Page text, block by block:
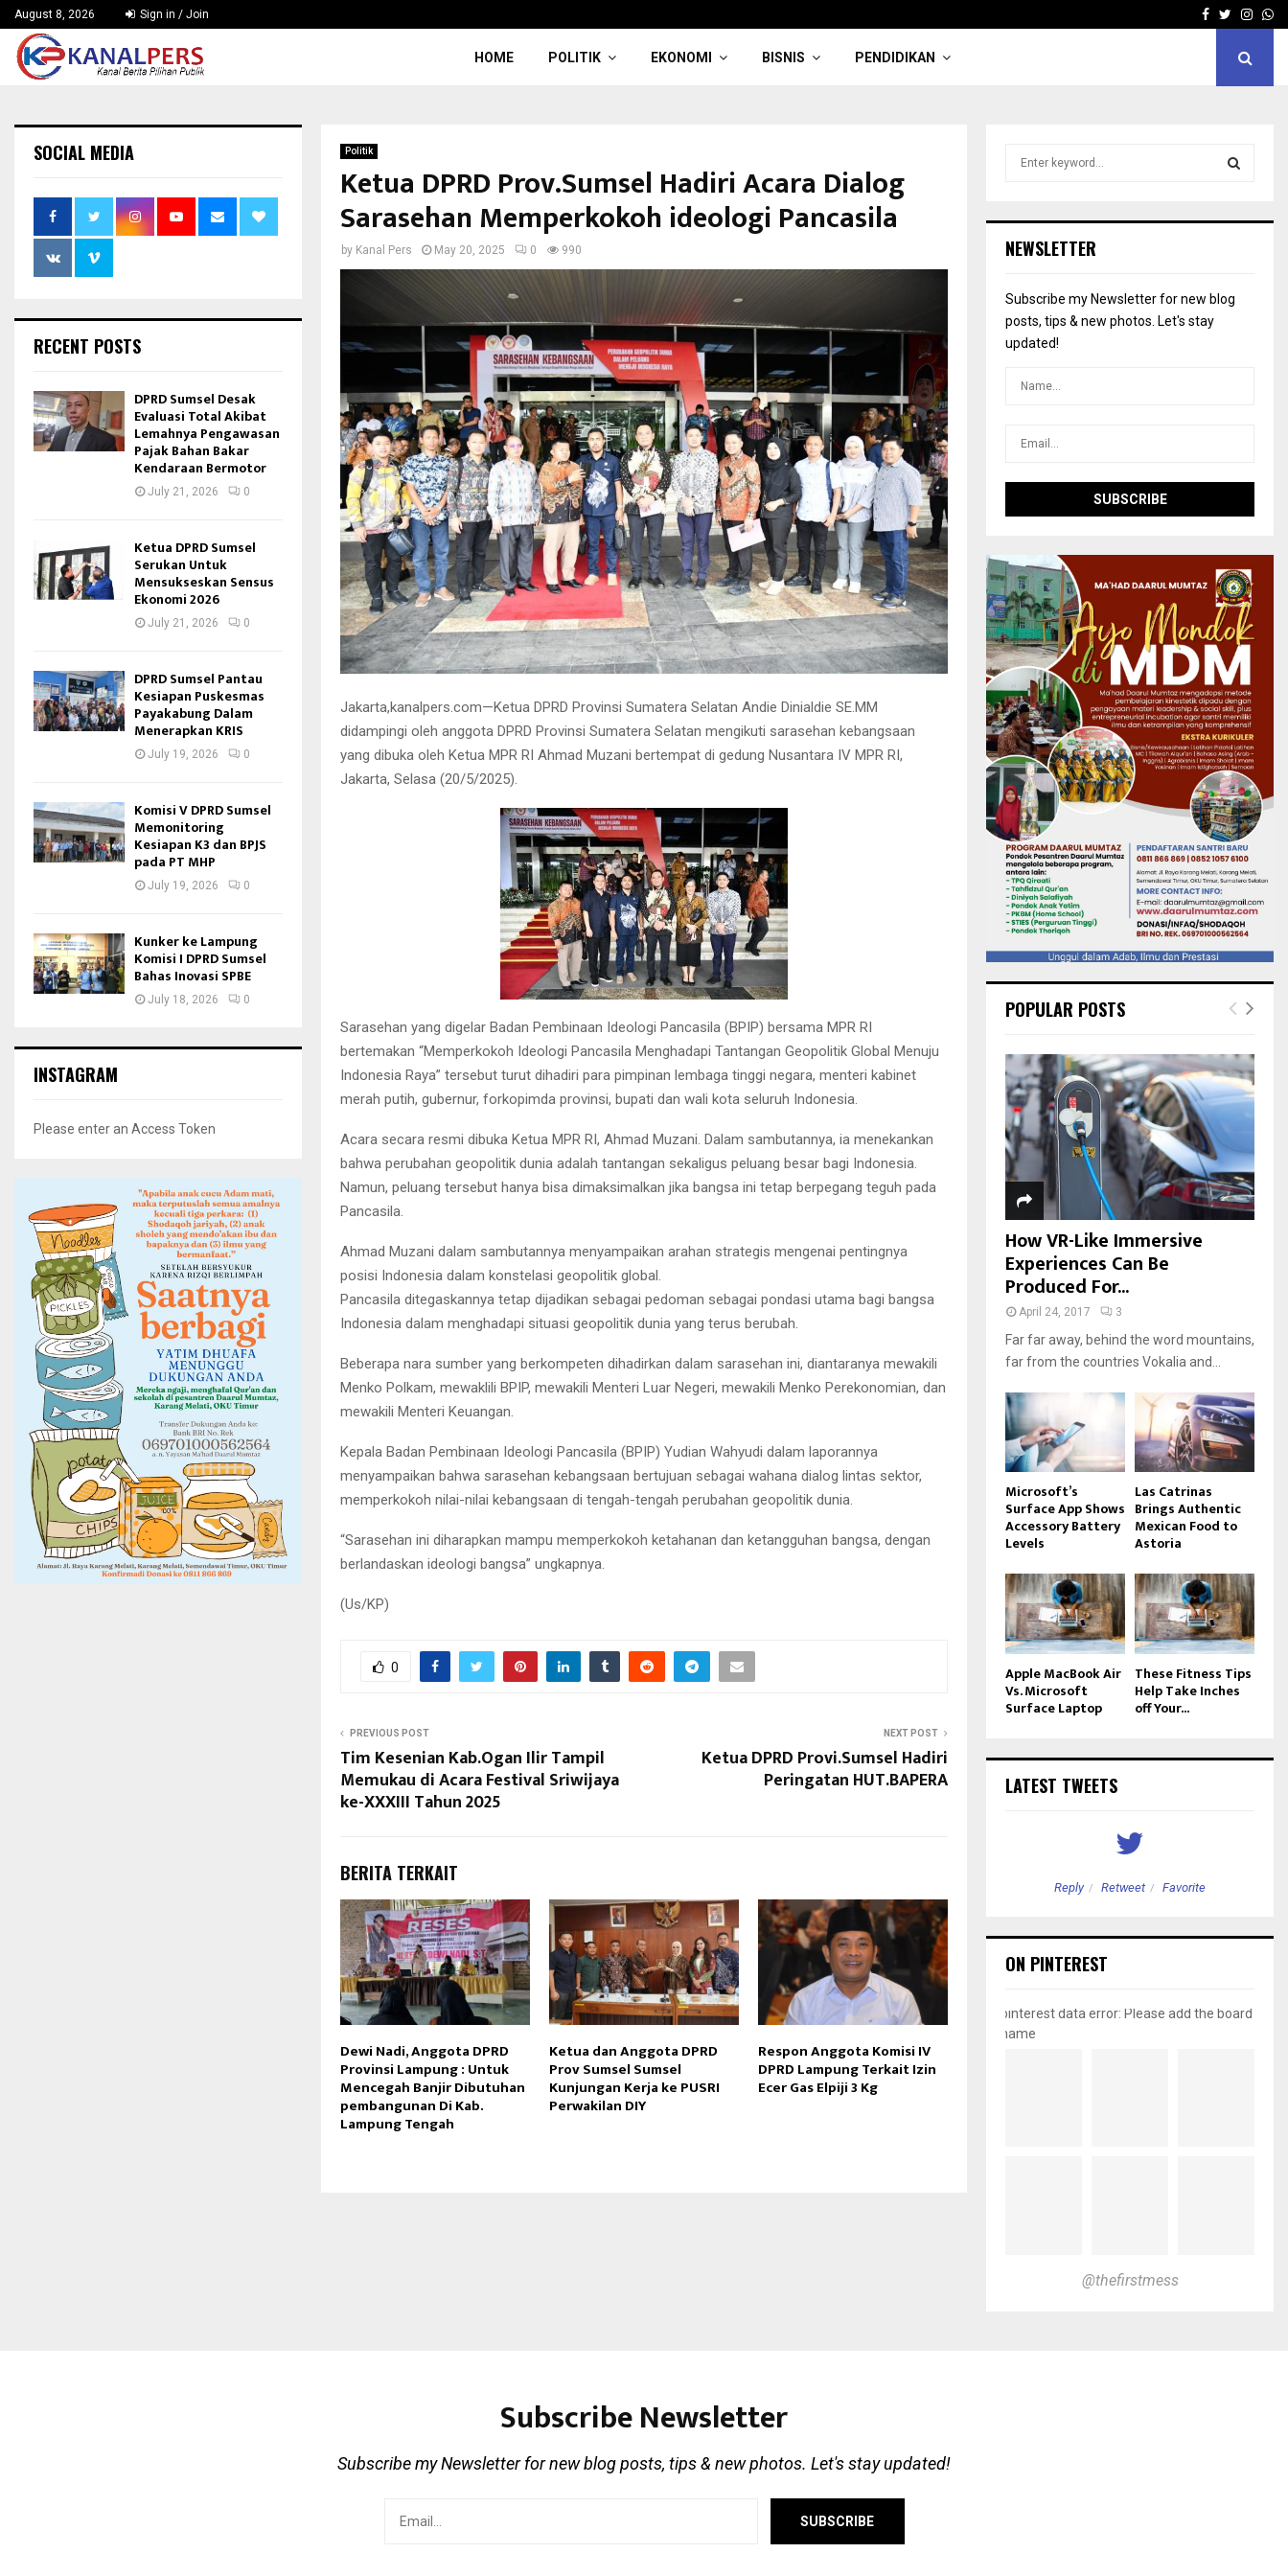
August 8, 2026 Sign in / Join Facebook
Twitter
HOME POLITIK EKONOMI BISNIS PENDIDIKAN
Politik
Ketua DPRD Prov.Sumsel Hadiri Acara Dialog
Sarasehan Memperkokoh ideologi Pancasila
by Kanal Pers May 20, 2025 0 990
Jakarta,kanalpers.com—Ketua DPRD Provinsi Sumatera Selatan Andie Dinialdie SE.MM
didampingi oleh anggota DPRD Provinsi Sumatera Selatan mengikuti sarasehan kebangsaan
yang dibuka oleh Ketua MPR RI Ahmad Muzani bertempat di gedung Nusantara IV MPR RI,
Jakarta, Selasa (20/5/2025).
Sarasehan yang digelar Badan Pembinaan Ideologi Pancasila (BPIP) bersama MPR RI
bertemakan “Memperkokoh Ideologi Pancasila Menghadapi Tantangan Geopolitik Global Menuju
Indonesia Raya” tersebut turut dihadiri para pimpinan lembaga tinggi negara, menteri kabinet
merah putih, gubernur, forkopimda provinsi, bupati dan wali kota seluruh Indonesia.
Acara secara resmi dibuka Ketua MPR RI, Ahmad Muzani. Dalam sambutannya, ia menekankan
bahwa perubahan geopolitik dunia adalah tantangan sekaligus peluang besar bagi Indonesia.
Namun, peluang tersebut hanya bisa dimaksimalkan jika bangsa ini tetap berpegang teguh pada
Pancasila.
Ahmad Muzani dalam sambutannya menyampaikan arahan strategis mengenai pentingnya
posisi Indonesia dalam konstelasi geopolitik global.
Pancasila ditegaskannya tetap dijadikan sebagai pedoman sebagai pondasi utama bagi bangsa
Indonesia dalam menghadapi situasi geopolitik dunia yang terus berubah.
Beberapa nara sumber yang berkompeten dihadirkan dalam sarasehan ini, diantaranya mewakili
Menko Polkam, mewaklili BPIP, mewakili Menteri Luar Negeri, mewakili Menko Perekonomian, dan
mewakili Menteri Keuangan.
Kepala Badan Pembinaan Ideologi Pancasila (BPIP) Yudian Wahyudi dalam laporannya
menyampaikan bahwa sarasehan kebangsaan bertujuan sebagai wahana dialog lintas sektor,
memperkokoh nilai-nilai kebangsaan di tengah-tengah perubahan geopolitik dunia.
“Sarasehan ini diharapkan mampu memperkokoh ketahanan dan ketangguhan bangsa, dengan
berlandaskan ideologi bangsa” ungkapnya.
(Us/KP)
0
PREVIOUS POST
Tim Kesenian Kab.Ogan Ilir Tampil
Memukau di Acara Festival Sriwijaya
ke-XXXIII Tahun 2025
NEXT POST
Ketua DPRD Provi.Sumsel Hadiri
Peringatan HUT.BAPERA
BERITA TERKAIT
Dewi Nadi, Anggota DPRD
Provinsi Lampung : Untuk
Mencegah Banjir Dibutuhan
pembangunan Di Kab.
Lampung Tengah
Ketua dan Anggota DPRD
Prov Sumsel Sumsel
Kunjungan Kerja ke PUSRI
Perwakilan DIY
Respon Anggota Komisi IV
DPRD Lampung Terkait Izin
Ecer Gas Elpiji 3 Kg
SOCIAL MEDIA
RECENT POSTS
DPRD Sumsel Desak
Evaluasi Total Akibat
Lemahnya Pengawasan
Pajak Bahan Bakar
Kendaraan Bermotor
July 21, 2026 0
Ketua DPRD Sumsel
Serukan Untuk
Mensukseskan Sensus
Ekonomi 2026
July 21, 2026 0
DPRD Sumsel Pantau
Kesiapan Puskesmas
Payakabung Dalam
Menerapkan KRIS
July 19, 2026 0
Komisi V DPRD Sumsel
Memonitoring
Kesiapan K3 dan BPJS
pada PT MHP
July 19, 2026 0
Kunker ke Lampung
Komisi I DPRD Sumsel
Bahas Inovasi SPBE
July 18, 2026 0
INSTAGRAM
Please enter an Access Token
h
o
NEWSLETTER
Subscribe my Newsletter for new blog
posts, tips & new photos. Let's stay
updated!
POPULAR POSTS
How VR-Like Immersive
Experiences Can Be
Produced For...
April 24, 2017 3
Far far away, behind the word mountains,
far from the countries Vokalia and...
Microsoft’s
Surface App Shows
Accessory Battery
Levels
Las Catrinas
Brings Authentic
Mexican Food to
Astoria
Apple MacBook Air
Vs. Microsoft
Surface Laptop
These Fitness Tips
Help Take Inches
off Your...
LATEST TWEETS
Reply Retweet Favorite
ON PINTEREST
pinterest data error: Please add the board
name
@thefirstmess
Subscribe Newsletter
Subscribe my Newsletter for new blog posts, tips & new photos. Let's stay updated!